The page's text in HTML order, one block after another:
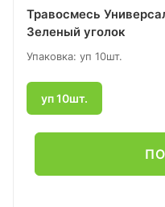
Травосмесь
Зеленый уголок
Упаковка: уп 10шт.
уп 10шт.